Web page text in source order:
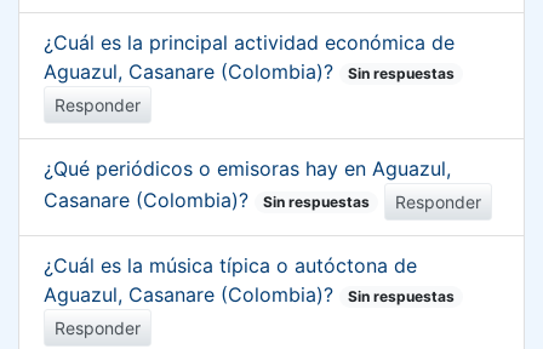
¿Cuál es la principal actividad económica de
Aguazul, Casanare (Colombia)?
Sin respuestas
Responder
¿Qué periódicos o emisoras hay en Aguazul,
Casanare (Colombia)?
Sin respuestas Responder
¿Cuál es la música típica o autóctona de
Aguazul, Casanare (Colombia)?
Sin respuestas
Responder